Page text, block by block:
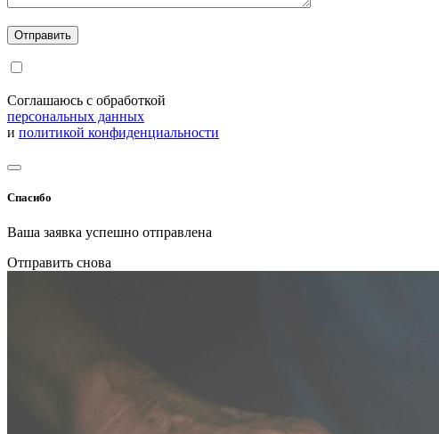
Соглашаюсь с обработкой
персональных данных
и политикой конфиденциальности
Спасибо
Ваша заявка успешно отправлена
Отправить снова